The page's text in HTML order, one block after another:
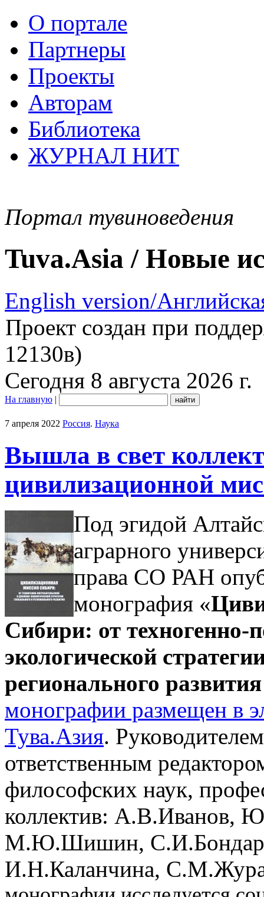
О портале
Партнеры
Проекты
Авторам
Библиотека
ЖУРНАЛ НИТ
Портал тувиноведения
Tuva.Asia / Новые
English version/
Проект создан при
12130в)
Сегодня 8 августа 2026 г.
На главную |
7 апреля 2022 Россия. Наука
Вышла в свет
цивилизационной
Под эгидой
аграрного
права СО РАН
монография «
Сибири: от техногенно-
экологической
регионального
монографии размещен в
Тува.Азия.
ответственным
философских наук,
коллектив: А.В.Иванов,
М.Ю.Шишин,
И.Н.Каланчина,